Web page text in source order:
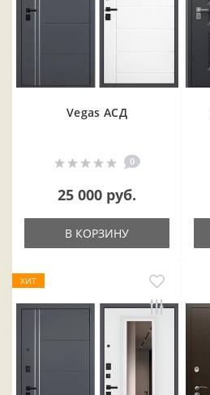
Vegas АСД
0
25 000 руб.
В КОРЗИНУ
ХИТ